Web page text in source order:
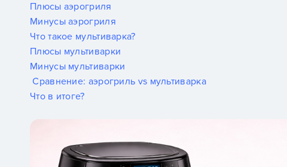
Плюсы аэрогриля
Минусы аэрогриля
Что такое мультиварка?
Плюсы мультиварки
Минусы мультиварки
Сравнение: аэрогриль vs мультиварка
Что в итоге?